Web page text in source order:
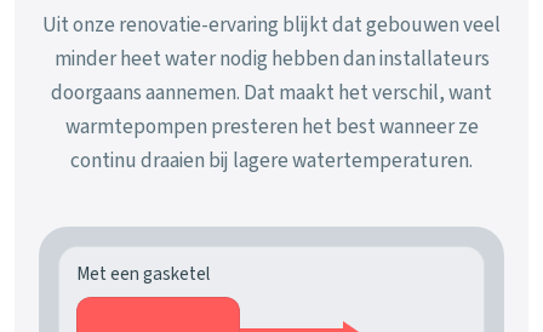
Uit onze renovatie-ervaring blijkt dat gebouwen veel
minder heet water nodig hebben dan installateurs
doorgaans aannemen. Dat maakt het verschil, want
warmtepompen presteren het best wanneer ze
continu draaien bij lagere watertemperaturen.
Met een gasketel